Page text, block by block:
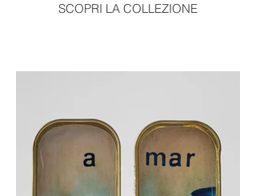
SCOPRI LA COLLEZIONE